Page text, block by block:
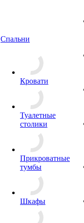
Спальни
Кровати
Туалетные
столики
Прикроватные
тумбы
Шкафы